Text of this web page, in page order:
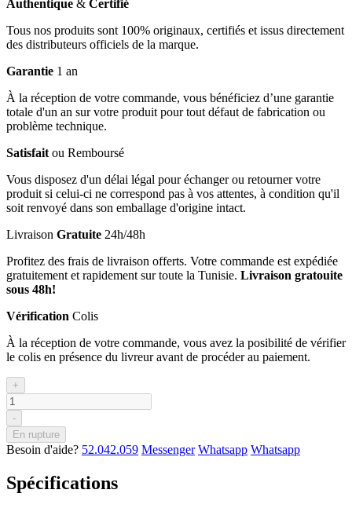
Authentique & Certifié
Tous nos produits sont 100% originaux, certifiés et issus directement
des distributeurs officiels de la marque.
Garantie 1 an
À la réception de votre commande, vous bénéficiez d’une garantie
totale d'un an sur votre produit pour tout défaut de fabrication ou
problème technique.
Satisfait ou Remboursé
Vous disposez d'un délai légal pour échanger ou retourner votre
produit si celui-ci ne correspond pas à vos attentes, à condition qu'il
soit renvoyé dans son emballage d'origine intact.
Livraison Gratuite 24h/48h
Profitez des frais de livraison offerts. Votre commande est expédiée
gratuitement et rapidement sur toute la Tunisie. Livraison gratouite
sous 48h!
Vérification Colis
À la réception de votre commande, vous avez la posibilité de vérifier
le colis en présence du livreur avant de procéder au paiement.
+
-
En rupture
Besoin d'aide? 52.042.059 Messenger Whatsapp Whatsapp
Spécifications